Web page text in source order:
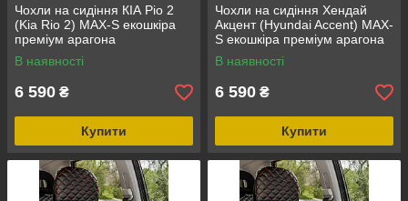
Чохли на сидіння КІА Ріо 2
(Kia Rio 2) MAX-S екошкіра
преміум арагона
В наявності
6 590 ₴
Купити
Чохли на сидіння Хендай
Акцент (Hyundai Accent) MAX-
S екошкіра преміум арагона
В наявності
6 590 ₴
Купити